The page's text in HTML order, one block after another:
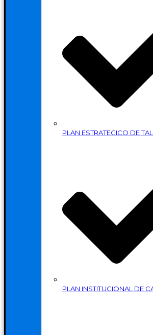
PLAN ESTRATEGICO DE
PLAN INSTITUCIONAL DE